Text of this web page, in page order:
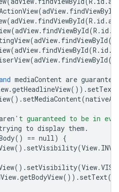
(adView. findViewById
(adView. findViewById(R . id .
(adView. findViewById(R . id .
(adView. findViewById(
(adView. findViewById(R . id .
(adView. findViewById(
mediaContent are
.getHeadlineView()) . setText
() . setMediaContent(nativeAd
't guaranteed to be in
to display them .
() == null)
{
() . setVisibility(View.
() . setVisibility(View.
.getBodyView()) . setText(